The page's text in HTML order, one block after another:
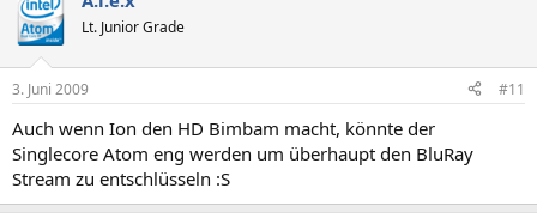
Lt. Junior Grade
3. Juni 2009 #11
Auch wenn Ion den HD Bimbam macht, könnte der
Singlecore Atom eng werden um überhaupt den BluRay
Stream zu entschlüsseln :S